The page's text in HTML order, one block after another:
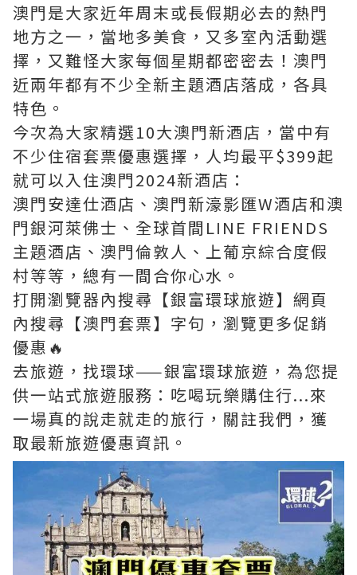
澳門是大家近年周末或長假期必去的熱門
地方之一，當地多美食，又多室內活動選
擇，又難怪大家每個星期都密密去！澳門
近兩年都有不少全新主題酒店落成，各具
特色。
今次為大家精選10大澳門新酒店，當中有
不少住宿套票優惠選擇，人均最平$399起
就可以入住澳門2024新酒店：
澳門安達仕酒店、澳門新濠影匯W酒店和澳
門銀河萊佛士、全球首間LINE FRIENDS
主題酒店、澳門倫敦人、上葡京綜合度假
村等等，總有一間合你心水。
打開瀏覽器內搜尋【銀富環球旅遊】網頁
內搜尋【澳門套票】字句，瀏覽更多促銷
優惠🔥
去旅遊，找環球——銀富環球旅遊，為您提
供一站式旅遊服務：吃喝玩樂購住行...來
一場真的說走就走的旅行，關註我們，獲
取最新旅遊優惠資訊。